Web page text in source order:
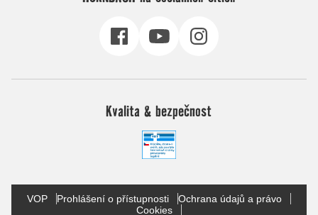
Kvalita & bezpečnost
VOP Prohlášení o přístupnosti
Ochrana údajů a právo
Cookies